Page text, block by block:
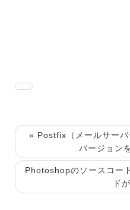
« Postfix（メールサー
バージョン
Photoshopのソースコー
ド